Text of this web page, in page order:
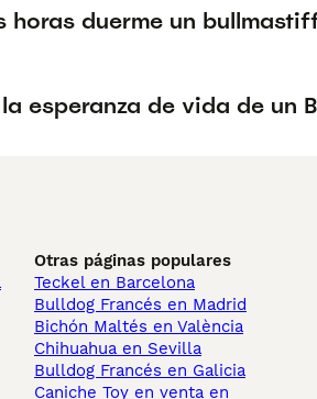
horas duerme un
esperanza de vida de un
Otras páginas populares
Teckel en Barcelona
Bulldog Francés en Madrid
Bichón Maltés en València
Chihuahua en Sevilla
Bulldog Francés en Galicia
Caniche Toy en venta en